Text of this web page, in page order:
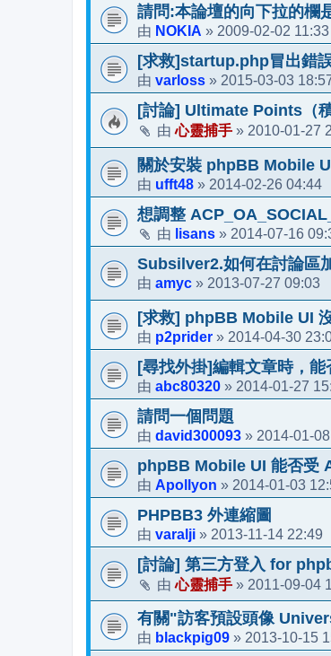
請問:本論壇的向下拉的欄
由 NOKIA » 2009-02-02 11:33
[求救]startup.php冒出錯
由 varloss » 2015-03-03
[討論] Ultimate Points（
由心靈捕手 » 2010-01-27
關於安裝 phpBB Mobile
由 ufft48 » 2014-02-26 04:44
想調整
由 lisans » 2014-07-16
Subsilver2.如何在討論區
由 amyc » 2013-07-27 09:03
[求救] phpBB Mobile UI
由 p2prider » 2014-04-30
[尋找外掛]編輯文章時，
由 abc80320 » 2014-01-27
請問一個問題
由 david300093 » 2014-01-
phpBB Mobile UI 能否受
由 Apollyon » 2014-01-03
PHPBB3 外連縮圖
由 varalji » 2013-11-14 22:49
[討論] 第三方登入 for
由心靈捕手 » 2011-09-04
有關"訪客預設頭像
由 blackpig09 » 2013-10-15